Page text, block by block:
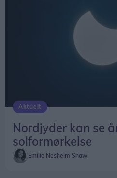
Herunder får man et
solformørkelsen rammer
Aktuelt
Nordjyder kan se
solformørkelse
Emilie Nesheim Shaw